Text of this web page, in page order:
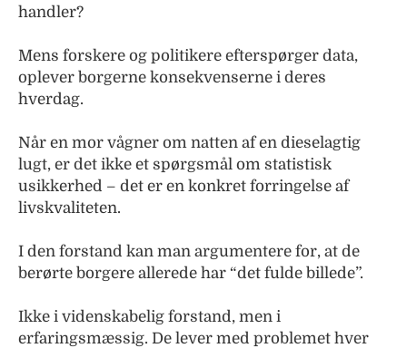
handler?
Mens forskere og politikere efterspørger data,
oplever borgerne konsekvenserne i deres
hverdag.
Når en mor vågner om natten af en dieselagtig
lugt, er det ikke et spørgsmål om statistisk
usikkerhed – det er en konkret forringelse af
livskvaliteten.
I den forstand kan man argumentere for, at de
berørte borgere allerede har “det fulde billede”.
Ikke i videnskabelig forstand, men i
erfaringsmæssig. De lever med problemet hver